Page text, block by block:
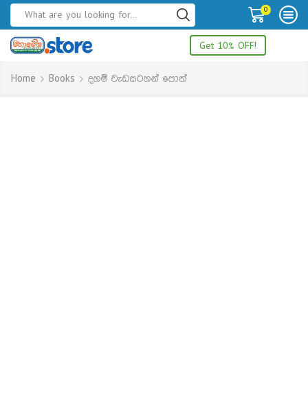
0
Get 10% OFF!
Home Books දහම් වැඩසටහන් පොත්